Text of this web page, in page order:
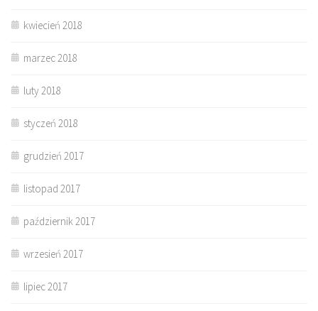
kwiecień 2018
marzec 2018
luty 2018
styczeń 2018
grudzień 2017
listopad 2017
październik 2017
wrzesień 2017
lipiec 2017